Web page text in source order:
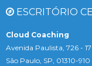
ESCRITÓRIO
Cloud Coaching
Avenida Paulista, 726 -
São Paulo, SP, 01310-910